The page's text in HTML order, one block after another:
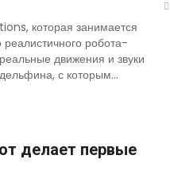
которая занимается
робота-
движения и звуки
с которым...
делает первые